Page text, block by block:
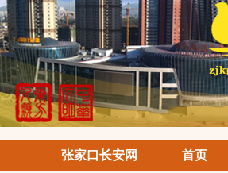
张家口长安网 首页